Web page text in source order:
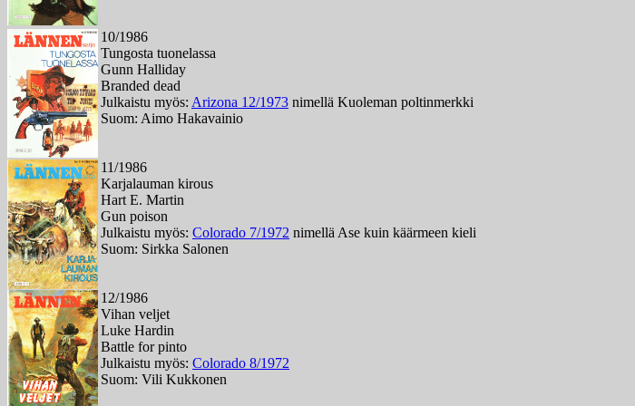
10/1986
Tungosta tuonelassa
Gunn Halliday
Branded dead
Julkaistu myös: Arizona 12/1973 nimellä Kuoleman poltinmerkki
Suom: Aimo Hakavainio
11/1986
Karjalauman kirous
Hart E. Martin
Gun poison
Julkaistu myös: Colorado 7/1972 nimellä Ase kuin käärmeen kieli
Suom: Sirkka Salonen
12/1986
Vihan veljet
Luke Hardin
Battle for pinto
Julkaistu myös: Colorado 8/1972
Suom: Vili Kukkonen